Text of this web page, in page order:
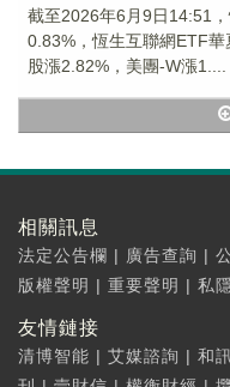
截至2026年6月9日14:51
0.83%，恆生互聯網ETF
股漲2.82%，美團-W漲1....
相關訊息
法定公告欄 | 廣告查詢 |
版權聲明 | 重要聲明 | 私
友情鏈接
清博智能 | 艾媒諮詢 | 和